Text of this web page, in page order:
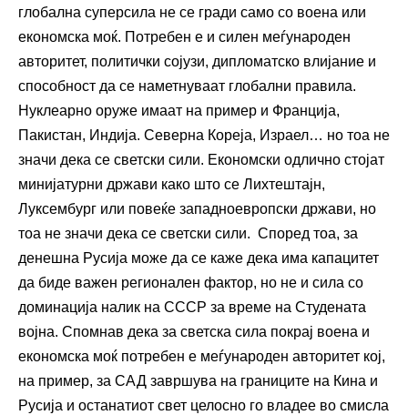
глобална суперсила не се гради само со воена или
економска моќ. Потребен е и силен меѓународен
авторитет, политички сојузи, дипломатско влијание и
способност да се наметнуваат глобални правила.
Нуклеарно оруже имаат на пример и Франција,
Пакистан, Индија. Северна Кореја, Израел… но тоа не
значи дека се светски сили. Економски одлично стојат
минијатурни држави како што се Лихтештајн,
Луксембург или повеќе западноевропски држави, но
тоа не значи дека се светски сили. Според тоа, за
денешна Русија може да се каже дека има капацитет
да биде важен регионален фактор, но не и сила со
доминација налик на СССР за време на Студената
војна. Спомнав дека за светска сила покрај воена и
економска моќ потребен е меѓународен авторитет кој,
на пример, за САД завршува на границите на Кина и
Русија и останатиот свет целосно го владее во смисла